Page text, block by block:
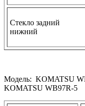
Стекло задний
нижний
Модель: KOMATSU
KOMATSU WB97R-5